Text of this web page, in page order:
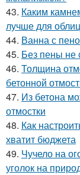
43. Каким
лучше для
44. Ванна с
45. Без пены не
46. Толщина
бетонной
47. Из бетона
отмостки
48. Как
хватит бюджета
49. Чучело на
уголок на